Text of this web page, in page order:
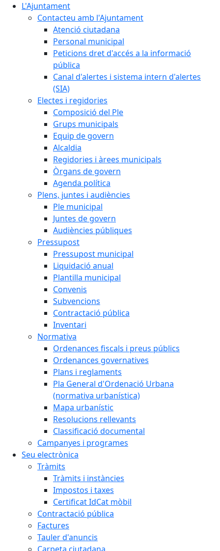
L'Ajuntament
Contacteu amb l'Ajuntament
Atenció ciutadana
Personal municipal
Peticions dret d'accés a la informació
pública
Canal d'alertes i sistema intern d'alertes
(SIA)
Electes i regidories
Composició del Ple
Grups municipals
Equip de govern
Alcaldia
Regidories i àrees municipals
Òrgans de govern
Agenda política
Plens, juntes i audiències
Ple municipal
Juntes de govern
Audiències públiques
Pressupost
Pressupost municipal
Liquidació anual
Plantilla municipal
Convenis
Subvencions
Contractació pública
Inventari
Normativa
Ordenances fiscals i preus públics
Ordenances governatives
Plans i reglaments
Pla General d'Ordenació Urbana
(normativa urbanística)
Mapa urbanístic
Resolucions rellevants
Classificació documental
Campanyes i programes
Seu electrònica
Tràmits
Tràmits i instàncies
Impostos i taxes
Certificat IdCat mòbil
Contractació pública
Factures
Tauler d'anuncis